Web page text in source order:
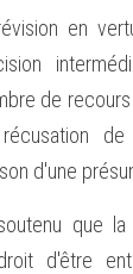
en
de
d'une
que
d'être